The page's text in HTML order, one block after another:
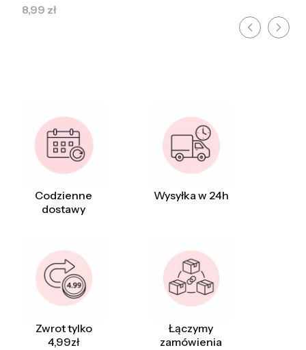
Cena
8,99 zł
Codzienne
dostawy
Wysyłka w 24h
Zwrot tylko
4,99zł
Łączymy
zamówienia